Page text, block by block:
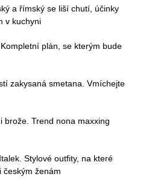
a římský se liší chutí, účinky
v kuchyni
plán, se kterým bude
zakysaná smetana. Vmíchejte
brože. Trend nona maxxing
Stylové outfity, na které
českým ženám